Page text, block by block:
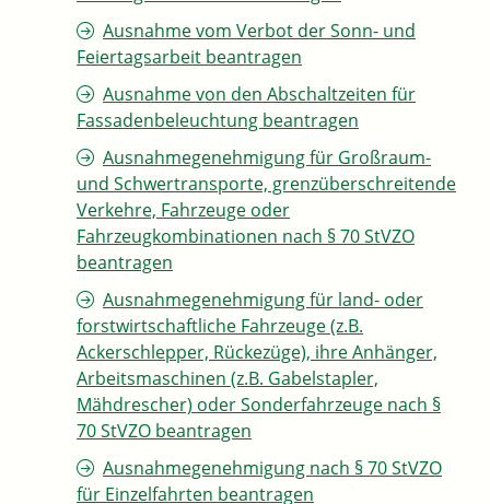
Ausnahme vom Verbot der Sonn- und
Feiertagsarbeit beantragen
Ausnahme von den Abschaltzeiten für
Fassadenbeleuchtung beantragen
Ausnahmegenehmigung für Großraum-
und Schwertransporte, grenzüberschreitende
Verkehre, Fahrzeuge oder
Fahrzeugkombinationen nach § 70 StVZO
beantragen
Ausnahmegenehmigung für land- oder
forstwirtschaftliche Fahrzeuge (z.B.
Ackerschlepper, Rückezüge), ihre Anhänger,
Arbeitsmaschinen (z.B. Gabelstapler,
Mähdrescher) oder Sonderfahrzeuge nach §
70 StVZO beantragen
Ausnahmegenehmigung nach § 70 StVZO
für Einzelfahrten beantragen